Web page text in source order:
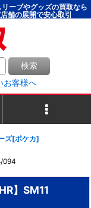
ーブやグッズの買取なら
舗の展開で安心取引
検索
お客様へ
ズ[ポケカ]
094
】SM11